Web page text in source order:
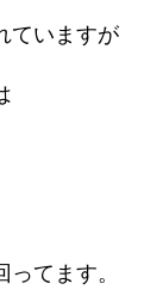
ていますが
てます。